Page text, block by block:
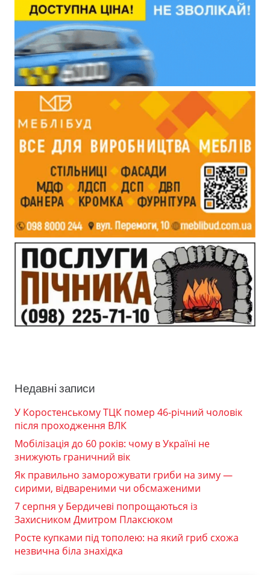
Недавні записи
У Коростенському ТЦК помер 46-річний чоловік
після проходження ВЛК
Мобілізація до 60 років: чому в Україні не
знижують граничний вік
Як правильно заморожувати гриби на зиму —
сирими, відвареними чи обсмаженими
7 серпня у Бердичеві попрощаються із
Захисником Дмитром Плаксюком
Росте купками під тополею: на який гриб схожа
незвична біла знахідка